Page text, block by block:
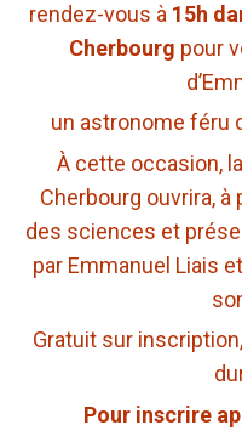
rendez-vous à 15h
Cherbourg pour
un astronome féru
À cette occasion,
Cherbourg ouvrira, à
des sciences et
par Emmanuel Liais
Gratuit sur
Pour inscrire